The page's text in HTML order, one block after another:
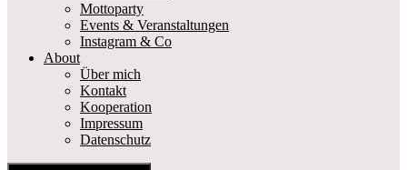
Mottoparty
Events & Veranstaltungen
Instagram & Co
About
Über mich
Kontakt
Kooperation
Impressum
Datenschutz